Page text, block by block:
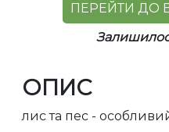
ПЕРЕЙТИ ДО
ОПИС
лис та пес -